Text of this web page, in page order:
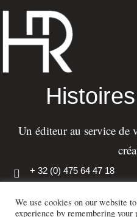
Un éditeur au service de
+ 32 (0) 475 64 47 18
We use cookies on our website
experience by remembering